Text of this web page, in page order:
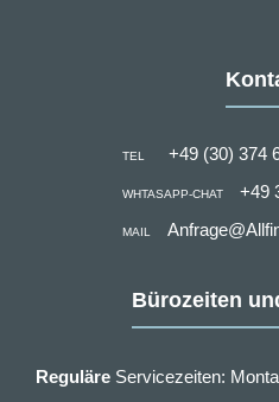
TEL +49 (30) 374
WHTASAPP-CHAT +49
MAIL
Bürozeiten
ReguläreServicezeiten: